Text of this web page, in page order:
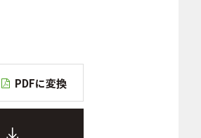
PDFに変換